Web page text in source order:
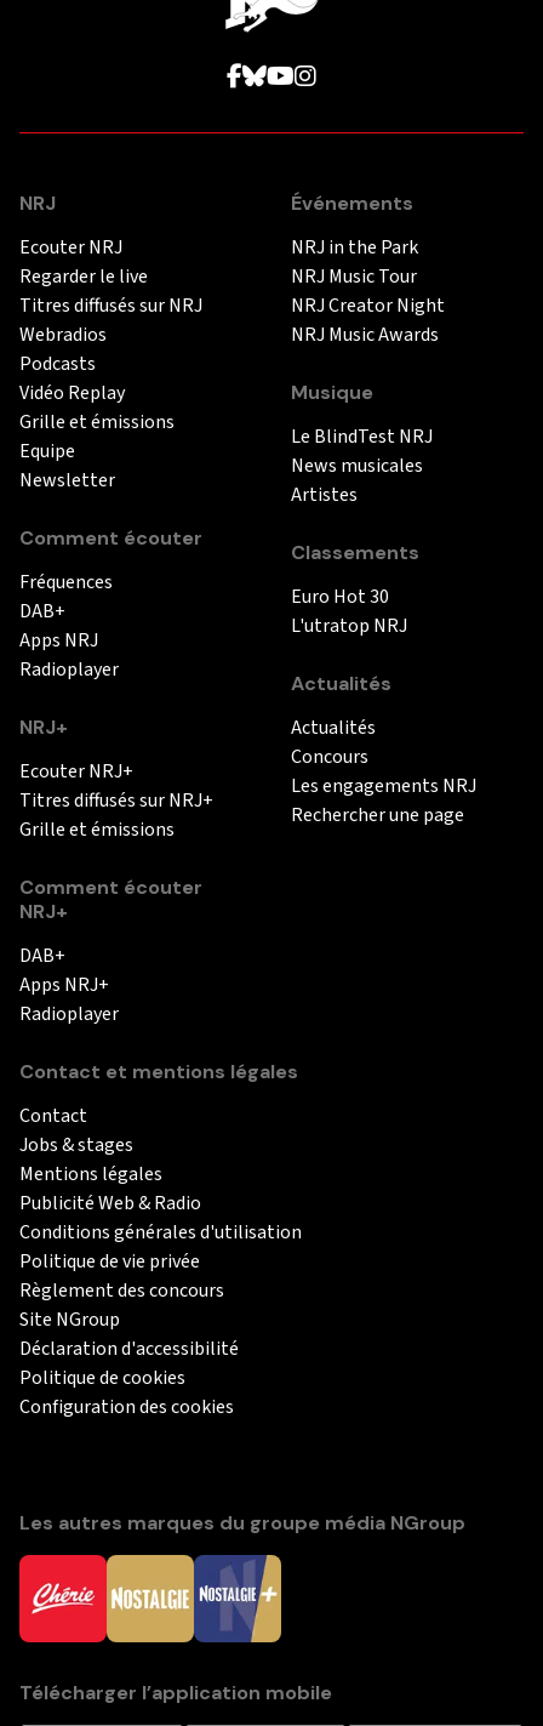
NRJ
Ecouter NRJ
Regarder le live
Titres diffusés sur NRJ
Webradios
Podcasts
Vidéo Replay
Grille et émissions
Equipe
Newsletter
Comment écouter
Fréquences
DAB+
Apps NRJ
Radioplayer
NRJ+
Ecouter NRJ+
Titres diffusés sur NRJ+
Grille et émissions
Comment écouter
NRJ+
DAB+
Apps NRJ+
Radioplayer
Événements
NRJ in the Park
NRJ Music Tour
NRJ Creator Night
NRJ Music Awards
Musique
Le BlindTest NRJ
News musicales
Artistes
Classements
Euro Hot 30
L'utratop NRJ
Actualités
Actualités
Concours
Les engagements NRJ
Rechercher une page
Contact et mentions légales
Contact
Jobs & stages
Mentions légales
Publicité Web & Radio
Conditions générales d'utilisation
Politique de vie privée
Règlement des concours
Site NGroup
Déclaration d'accessibilité
Politique de cookies
Configuration des cookies
Les autres marques du groupe média NGroup
Télécharger l’application mobile